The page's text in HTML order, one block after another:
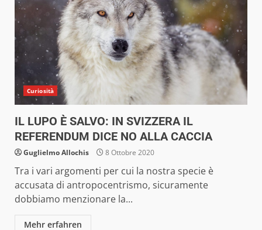
Curiosità
IL LUPO È SALVO: IN SVIZZERA IL
REFERENDUM DICE NO ALLA CACCIA
Guglielmo Allochis 8 Ottobre 2020
Tra i vari argomenti per cui la nostra specie è
accusata di antropocentrismo, sicuramente
dobbiamo menzionare la...
Mehr erfahren